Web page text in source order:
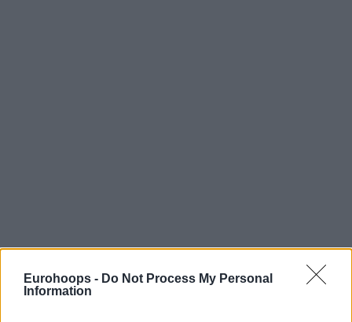
Eurohoops - Do Not Process My Personal
Information